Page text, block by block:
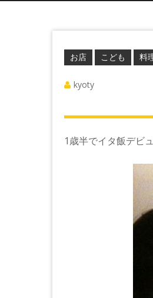
お店 こども 料
kyoty
1歳半でイタ飯デビ